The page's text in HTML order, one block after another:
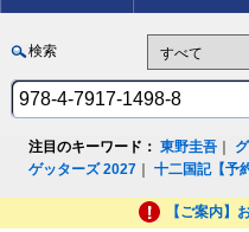
検索
注目のキーワード： 東野圭吾
ゲッターズ 2027 ｜十二国記【予
【ご案内】